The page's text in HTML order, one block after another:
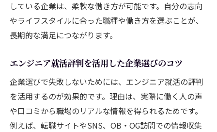
している企業は、柔軟な働き方が可能です。自分の志向
やライフスタイルに合った職種や働き方を選ぶことが、
長期的な満足につながります。
エンジニア就活評判を活用した企業選びのコツ
企業選びで失敗しないためには、エンジニア就活の評判
を活用するのが効果的です。理由は、実際に働く人の声
や口コミから職場のリアルな情報を得られるためです。
例えば、転職サイトやSNS、OB・OG訪問での情報収集